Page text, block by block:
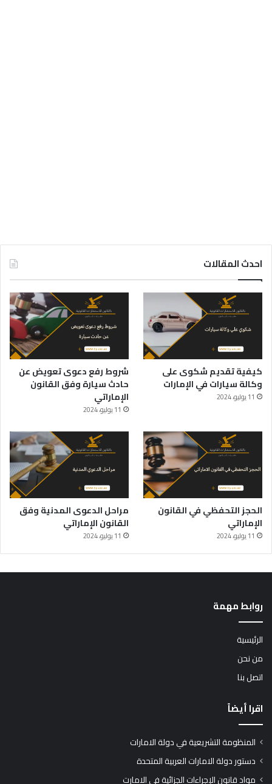
احدث المقالات
كيفية تقديم شكوى على
وكالة سيارات في الإمارات
11 يوليو، 2024
شروط رفع دعوى تعويض عن
حادث سيارة وفق القانون
الإماراتي
11 يوليو، 2024
الحجز التحفظي في القانون
الإماراتي
11 يوليو، 2024
مراحل الدعوى المدنية وفق
القانون الإماراتي
11 يوليو، 2024
روابط مهمة
الرئيسية
من نحن
اتصل بنا
اقرا أيضاً
المنظومة التشريعية في دولة الامارات
دستور دولة الامارات العربية المتحدة
مواد قانون الإجراءات الجزائية في الامارت